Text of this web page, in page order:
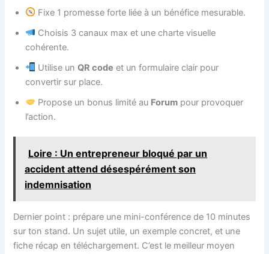
Fixe 1 promesse forte liée à un bénéfice mesurable.
Choisis 3 canaux max et une charte visuelle
cohérente.
Utilise unQR code et un formulaire clair pour
convertir sur place.
Propose un bonus limité au Forum pour provoquer
l’action.
Loire : Un entrepreneur bloqué par un
accident attend désespérément son
indemnisation
Dernier point : prépare une mini-conférence de 10 minutes
sur ton stand. Un sujet utile, un exemple concret, et une
fiche récap en téléchargement. C’est le meilleur moyen